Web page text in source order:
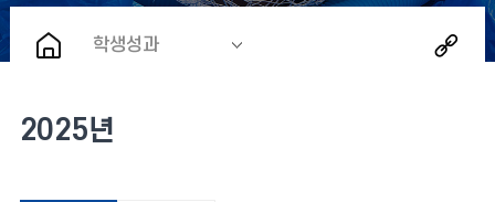
학생성과
2025년